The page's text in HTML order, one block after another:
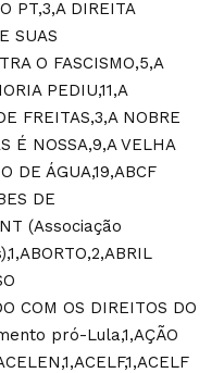
PT,3,A DIREITA
SUAS
O FASCISMO,5,A
PEDIU,11,A
FREITAS,3,A NOBRE
É NOSSA,9,A VELHA
DE ÁGUA,19,ABCF
DE
(Associação
COM OS DIREITOS DO
pró-Lula,1,AÇÃO